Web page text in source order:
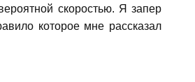
скоростью. Я запер
которое мне рассказал